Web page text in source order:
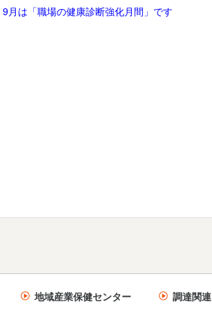
は「職場の健康診断強化月間」です
地域産業保健センター 調達関連